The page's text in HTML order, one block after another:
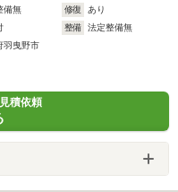
備無 修復
あり
整備
法定整備無
羽曳野市
積依頼